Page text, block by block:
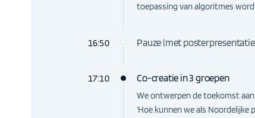
toepassing van algoritmes
16:50 Pauze (met
17:10 Co-creatie in 3 groepen
We ontwerpen de toekomst
‘Hoe kunnen we als